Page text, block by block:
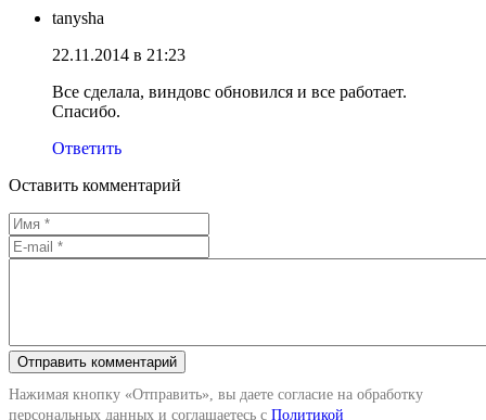
tanysha
22.11.2014 в 21:23
Все сделала, виндовс обновился и все работает.
Спасибо.
Ответить
Оставить комментарий
Нажимая кнопку «Отправить», вы даете согласие на обработку
персональных данных и соглашаетесь с Политикой